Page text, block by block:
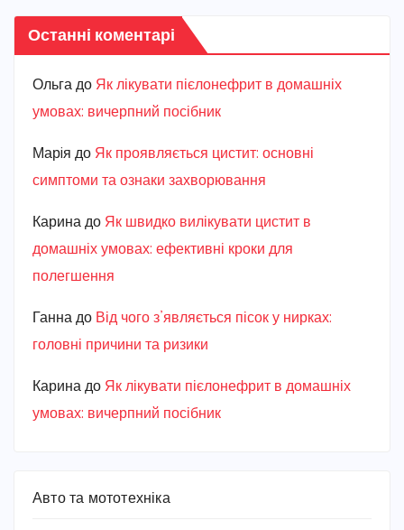
Останні коментарі
Ольга до Як лікувати пієлонефрит в домашніх
умовах: вичерпний посібник
Марiя до Як проявляється цистит: основні
симптоми та ознаки захворювання
Карина до Як швидко вилікувати цистит в
домашніх умовах: ефективні кроки для
полегшення
Ганна до Від чого з’являється пісок у нирках:
головні причини та ризики
Карина до Як лікувати пієлонефрит в домашніх
умовах: вичерпний посібник
Авто та мототехніка